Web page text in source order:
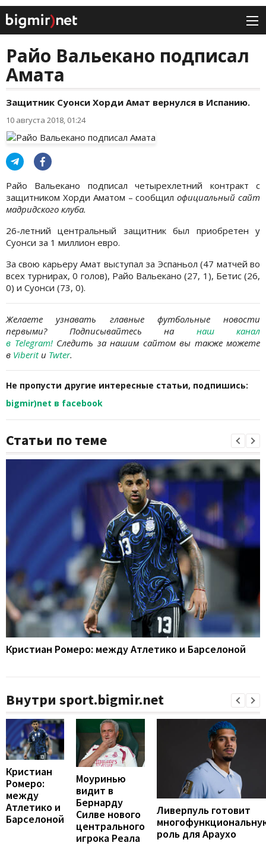
Райо Вальекано подписал
Амата
Защитник Суонси Хорди Амат вернулся в Испанию.
10 августа 2018, 01:24
Райо Вальекано подписал четырехлетний контракт с
защитником Хорди Аматом – сообщилофициальный сайт
мадридского клуба.
26-летний центральный защитник был приобретен у
Суонси за 1 миллион евро.
За свою карьеру Амат выступал за Эспаньол (47 матчей во
всех турнирах, 0 голов), Райо Вальекано (27, 1), Бетис (26,
0) и Суонси (73, 0).
Желаете узнавать главные футбольные новости
первыми?
Подписывайтесь на
наш канал
в Telegram! Следить за нашим сайтом вы также можете
в Viberit и Twter.
Не пропусти другие интересные статьи, подпишись:
bigmir)net в facebook
Статьи по теме
Кристиан Ромеро: между Атлетико и Барселоной
Внутри sport.bigmir.net
Кристиан
Ромеро:
между
Атлетико и
Барселоной
Моуринью
видит в
Бернарду
Силве нового
центрального
игрока Реала
Ливерпуль готовит
роль для Араухо